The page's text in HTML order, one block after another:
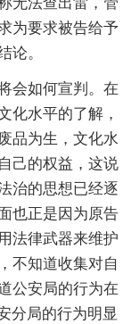
无法查出雷，管
为要求被告给予
论。
会如何宣判。在
化水平的了解，
品为生，文化水
己的权益，这说
治的思想已经逐
也正是因为原告
法律武器来维护
不知道收集对自
公安局的行为在
分局的行为明显